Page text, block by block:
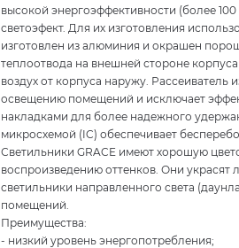
высокой энергоэффективности (более
светоэфект. Для их изготовления
изготовлен из алюминия и окрашен
теплоотвода на внешней стороне
воздух от корпуса наружу.
освещению помещений и исключает
накладками для более надежного
микросхемой (IC) обеспечивает
Светильники GRACE имеют хорошую
воспроизведению оттенков. Они
светильники направленного света
помещений.
Преимущества:
- низкий уровень энергопотребления;